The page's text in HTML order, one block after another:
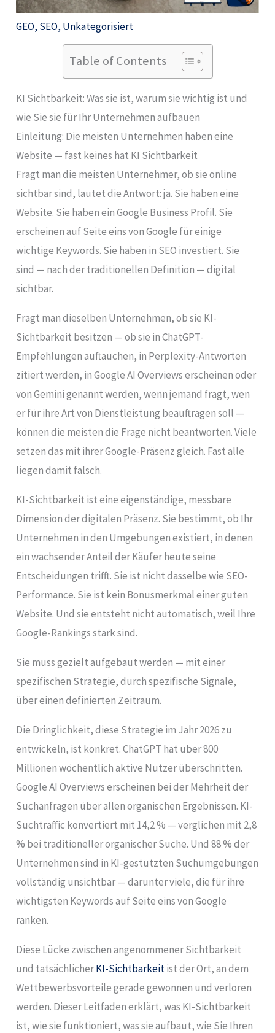
GEO, SEO, Unkategorisiert
Table of Contents
KI Sichtbarkeit: Was sie ist, warum sie wichtig ist und
wie Sie sie für Ihr Unternehmen aufbauen
Einleitung: Die meisten Unternehmen haben eine
Website — fast keines hat KI Sichtbarkeit
Fragt man die meisten Unternehmer, ob sie online
sichtbar sind, lautet die Antwort: ja. Sie haben eine
Website. Sie haben ein Google Business Profil. Sie
erscheinen auf Seite eins von Google für einige
wichtige Keywords. Sie haben in SEO investiert. Sie
sind — nach der traditionellen Definition — digital
sichtbar.
Fragt man dieselben Unternehmen, ob sie KI-
Sichtbarkeit besitzen — ob sie in ChatGPT-
Empfehlungen auftauchen, in Perplexity-Antworten
zitiert werden, in Google AI Overviews erscheinen oder
von Gemini genannt werden, wenn jemand fragt, wen
er für ihre Art von Dienstleistung beauftragen soll —
können die meisten die Frage nicht beantworten. Viele
setzen das mit ihrer Google-Präsenz gleich. Fast alle
liegen damit falsch.
KI-Sichtbarkeit ist eine eigenständige, messbare
Dimension der digitalen Präsenz. Sie bestimmt, ob Ihr
Unternehmen in den Umgebungen existiert, in denen
ein wachsender Anteil der Käufer heute seine
Entscheidungen trifft. Sie ist nicht dasselbe wie SEO-
Performance. Sie ist kein Bonusmerkmal einer guten
Website. Und sie entsteht nicht automatisch, weil Ihre
Google-Rankings stark sind.
Sie muss gezielt aufgebaut werden — mit einer
spezifischen Strategie, durch spezifische Signale,
über einen definierten Zeitraum.
Die Dringlichkeit, diese Strategie im Jahr 2026 zu
entwickeln, ist konkret. ChatGPT hat über 800
Millionen wöchentlich aktive Nutzer überschritten.
Google AI Overviews erscheinen bei der Mehrheit der
Suchanfragen über allen organischen Ergebnissen. KI-
Suchtraffic konvertiert mit 14,2 % — verglichen mit 2,8
% bei traditioneller organischer Suche. Und 88 % der
Unternehmen sind in KI-gestützten Suchumgebungen
vollständig unsichtbar — darunter viele, die für ihre
wichtigsten Keywords auf Seite eins von Google
ranken.
Diese Lücke zwischen angenommener Sichtbarkeit
und tatsächlicherKI-Sichtbarkeitist der Ort, an dem
Wettbewerbsvorteile gerade gewonnen und verloren
werden. Dieser Leitfaden erklärt, was KI-Sichtbarkeit
ist, wie sie funktioniert, was sie aufbaut, wie Sie Ihren